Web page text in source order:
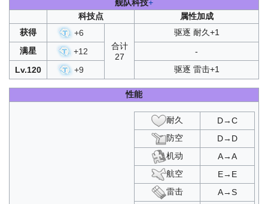
复刻峡湾间的星辰：SP1
：SP3/μSP
HT4/T4
峡湾间的反击：SP1
复刻苍红的回响
/D1
浮樱影华：B2/D2
激奏的Polaris：SP4
复刻光与影的鸢尾之华：A1/C1
复刻墨染
峡湾间的星辰：SP1
苍红的回响：B1/D1
光与影的鸢尾之华：
墨染：A2/C2
复刻红染：A1/C1
光荣的一战：SP3
红染：A1/C1
舰队科技+
科技点
属性加成
获得
+6
合计
27
驱逐 耐久+1
满星
+12
-
Lv.120
+9 驱逐 雷击+1
性能
耐久
D→C
防空
D→D
机动
A→A
航空
E→E
雷击
A→S